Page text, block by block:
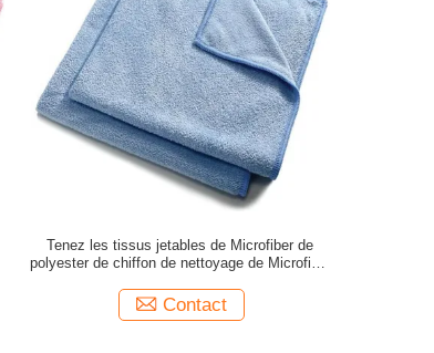
Tenez les tissus jetables de Microfiber de
polyester de chiffon de nettoyage de Microfiber
Contact